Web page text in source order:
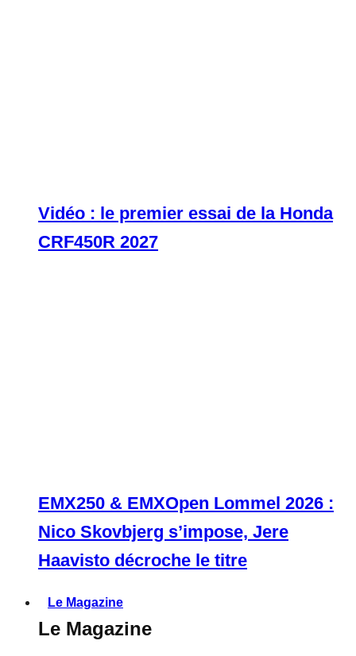
Vidéo : le premier essai de la Honda
CRF450R 2027
EMX250 & EMXOpen Lommel 2026 :
Nico Skovbjerg s’impose, Jere
Haavisto décroche le titre
Le Magazine
Le Magazine